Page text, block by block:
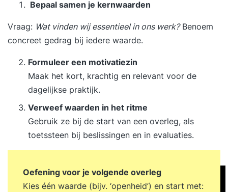
Bepaal samen je kernwaarden
Vraag: Wat vinden wij essentieel in ons werk?Benoem
concreet gedrag bij iedere waarde.
Formuleer een motivatiezin
Maak het kort, krachtig en relevant voor de
dagelijkse praktijk.
Verweef waarden in het ritme
Gebruik ze bij de start van een overleg, als
toetssteen bij beslissingen en in evaluaties.
Oefening voor je volgende overleg
Kies één waarde (bijv. ‘openheid’) en start met: